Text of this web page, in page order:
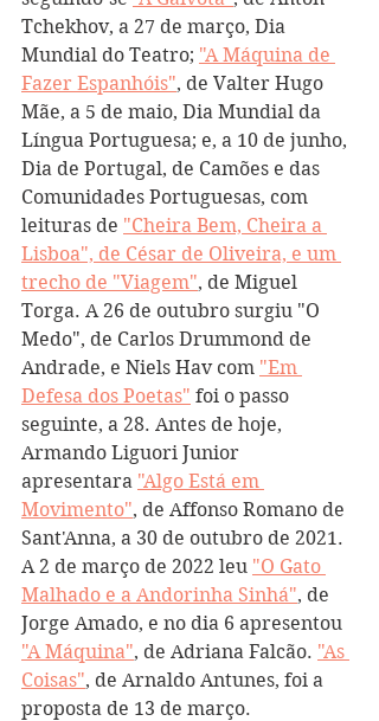
Tchekhov, a 27 de março, Dia
Mundial do Teatro; "A Máquina de
Fazer Espanhóis", de Valter Hugo
Mãe, a 5 de maio, Dia Mundial da
Língua Portuguesa; e, a 10 de junho,
Dia de Portugal, de Camões e das
Comunidades Portuguesas, com
leituras de "Cheira Bem, Cheira a
Lisboa", de César de Oliveira, e um
trecho de "Viagem", de Miguel
Torga. A 26 de outubro surgiu "O
Medo", de Carlos Drummond de
Andrade, e Niels Hav com "Em
Defesa dos Poetas" foi o passo
seguinte, a 28. Antes de hoje,
Armando Liguori Junior
apresentara "Algo Está em
Movimento", de Affonso Romano de
Sant'Anna, a 30 de outubro de 2021.
A 2 de março de 2022 leu "O Gato
Malhado e a Andorinha Sinhá", de
Jorge Amado, e no dia 6 apresentou
"A Máquina", de Adriana Falcão. "As
Coisas", de Arnaldo Antunes, foi a
proposta de 13 de março.